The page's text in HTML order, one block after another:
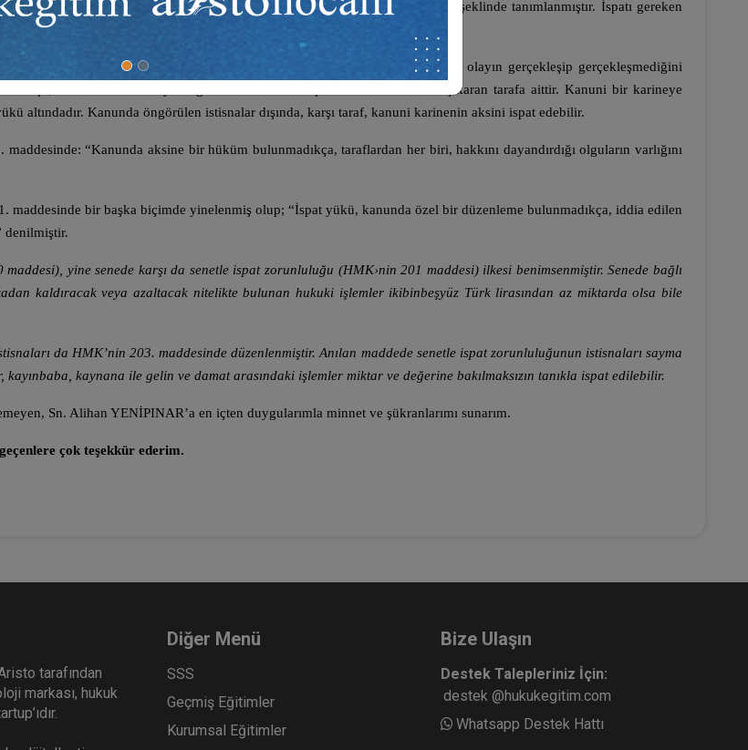
İçtihadı Birleştirme Kararında; kendisine hukuki sonuç bağlanmış olaylar şeklinde tanımlanmıştır. İspatı gereken
gerçekleşip gerçekleşmediğini, kural olarak kendiliğinden araştıramaz. Bir olayın gerçekleşip gerçekleşmediğini
iddia edilen vakıaya bağlanan hukuki sonuçtan kendi lehine hak çıkaran tarafa aittir. Kanuni bir karineye
altındadır. Kanunda öngörülen istisnalar dışında, karşı taraf, kanuni karinenin aksini ispat edebilir.
“Kanunda aksine bir hüküm bulunmadıkça, taraflardan her biri, hakkını dayandırdığı olguların varlığını
bir başka biçimde yinelenmiş olup; “İspat yükü, kanunda özel bir düzenleme bulunmadıkça, iddia edilen
denilmiştir.
yine senede karşı da senetle ispat zorunluluğu (HMK›nin 201 maddesi) ilkesi benimsenmiştir. Senede bağlı
kaldıracak veya azaltacak nitelikte bulunan hukuki işlemler ikibinbeşyüz Türk lirasından az miktarda olsa bile
da HMK’nin 203. maddesinde düzenlenmiştir. Anılan maddede senetle ispat zorunluluğunun istisnaları sayma
kaynana ile gelin ve damat arasındaki işlemler miktar ve değerine bakılmaksızın tanıkla ispat edilebilir.
Sn. Alihan YENİPINAR’a en içten duygularımla minnet ve şükranlarımı sunarım.
çok teşekkür ederim.
tarafından
markası, hukuk
Diğer Menü
SSS
Geçmiş Eğitimler
Kurumsal Eğitimler
Bize Ulaşın
Destek Talepleriniz İçin:
destek @hukukegitim.com
Whatsapp Destek Hattı